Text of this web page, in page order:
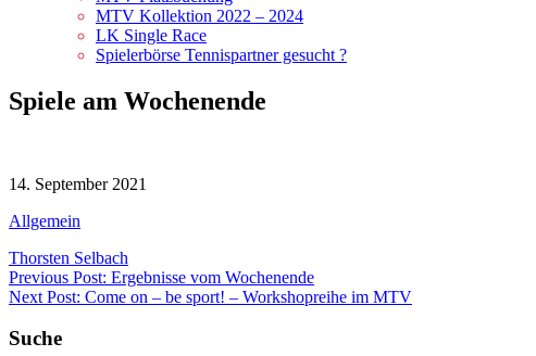
MTV Kollektion 2022 – 2024
LK Single Race
Spielerbörse Tennispartner gesucht ?
Spiele am Wochenende
14. September 2021
Allgemein
Thorsten Selbach
Beitragsnavigation
Previous Post: Ergebnisse vom Wochenende
Next Post: Come on – be sport! – Workshopreihe im MTV
Suche